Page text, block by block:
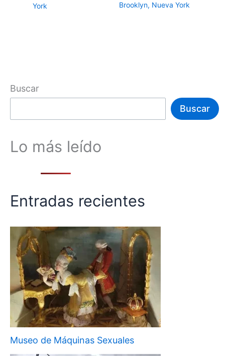
York
Brooklyn, Nueva York
Buscar
Buscar
Lo más leído
Entradas recientes
Museo de Máquinas Sexuales